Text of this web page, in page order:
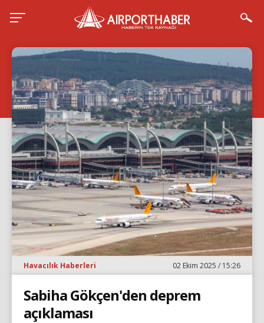
Havacılık Haberleri 02 Ekim 2025 / 15:26
Sabiha Gökçen'den deprem
açıklaması